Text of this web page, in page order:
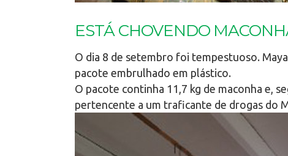
ESTÁ CHOVENDO
O dia 8 de setembro foi tempestuoso.
pacote embrulhado em plástico.
O pacote continha 11,7 kg de maconha e,
pertencente a um traficante de drogas do